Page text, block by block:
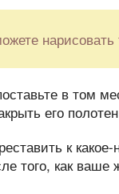
в том
его
к
того, как